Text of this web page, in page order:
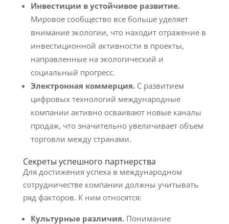
Инвестиции в устойчивое развитие.
Мировое сообщество все больше уделяет
внимание экологии, что находит отражение в
инвестиционной активности в проекты,
направленные на экологический и
социальный прогресс.
Электронная коммерция.С развитием
цифровых технологий международные
компании активно осваивают новые каналы
продаж, что значительно увеличивает объем
торговли между странами.
Секреты успешного партнерства
Для достижения успеха в международном
сотрудничестве компании должны учитывать
ряд факторов. К ним относятся:
Культурные различия.Понимание